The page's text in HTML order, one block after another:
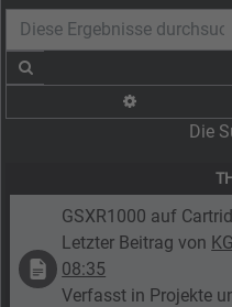
Die
GSXR1000 auf
Letzter Beitrag von
08:35
Verfasst in Projekte